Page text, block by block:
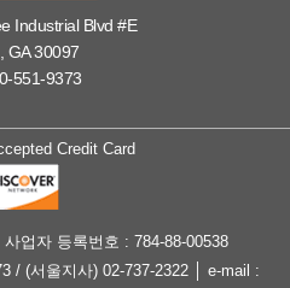
Industrial Blvd #E
GA 30097
551-9373
Credit Card
업자 등록번호 : 784-88-00538
/ (서울지사) 02-737-2322 │ e-mail :